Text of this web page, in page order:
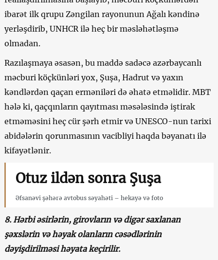
ibarət ilk qrupu Zəngilan rayonunun Ağalı kəndinə
yerləşdirib, UNHCR ilə heç bir məsləhətləşmə
olmadan.
Razılaşmaya əsasən, bu maddə sadəcə azərbaycanlı
məcburi köçkünləri yox, Şuşa, Hadrut və yaxın
kəndlərdən qaçan erməniləri də əhatə etməlidir. MBT
hələ ki, qaçqınların qayıtması məsələsində iştirak
etməməsini heç cür şərh etmir və UNESCO-nun tarixi
abidələrin qorunmasının vacibliyi haqda bəyanatı ilə
kifayətlənir.
Otuz ildən sonra Şuşa
Əfsanəvi şəhərə avtobus səyahəti – hekayə və foto
8. Hərbi əsirlərin, girovların və digər saxlanan
şəxslərin və həyak olanların cəsədlərinin
dəyişdirilməsi həyata keçirilir.